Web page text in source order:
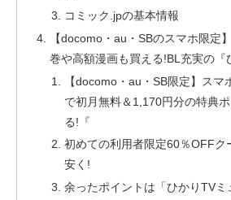
コミック.jpの基本情報
【docomo・au・SBのスマホ限定
巻や高額漫画も買える!BL充実の『
【docomo・au・SB限定】スマ
で初月無料＆1,170円分の特典
る!『
初めての利用者限定60％OFFク
安く!
余ったポイントは「ひかりTVミ